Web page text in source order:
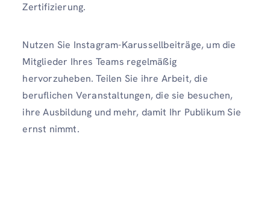
Zertifizierung.
Nutzen Sie Instagram-Karussellbeiträge, um die
Mitglieder Ihres Teams regelmäßig
hervorzuheben. Teilen Sie ihre Arbeit, die
beruflichen Veranstaltungen, die sie besuchen,
ihre Ausbildung und mehr, damit Ihr Publikum Sie
ernst nimmt.